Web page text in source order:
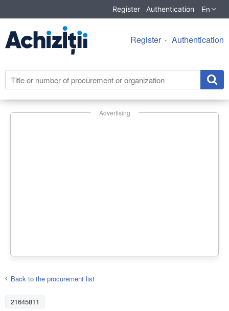
Register Authentication En
Register Authentication
Advertising
Back to the procurement list
21645811